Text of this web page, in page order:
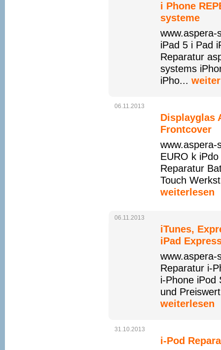
i Phone
systeme
www.aspera-
iPad 5 i Pad
Reparatur
systems
iPho...
06.11.2013
Displayglas
Frontcover
EURO k
Reparatur
Touch
weiterlesen
06.11.2013
iTunes,
iPad
www.aspera-
Reparatur i-
i-Phone iPod
und
weiterlesen
31.10.2013
i-Pod